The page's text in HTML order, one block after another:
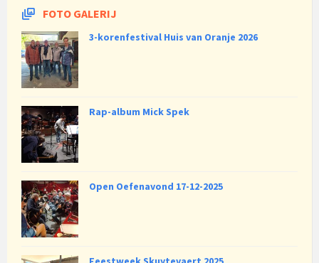
FOTO GALERIJ
3-korenfestival Huis van Oranje 2026
Rap-album Mick Spek
Open Oefenavond 17-12-2025